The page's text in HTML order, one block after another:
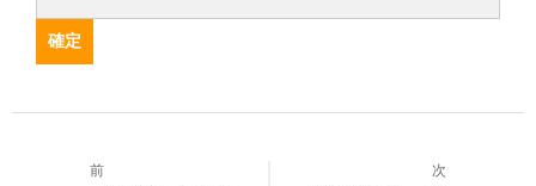
前 次